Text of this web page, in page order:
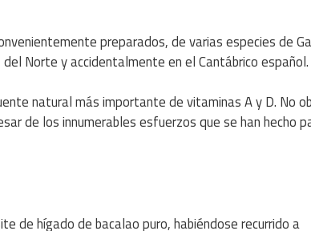
preparados, de varias especies de
Norte y accidentalmente en el Cantábrico español.
natural más importante de vitaminas A y D. No
de los innumerables esfuerzos que se han hecho
de hígado de bacalao puro, habiéndose recurrido a